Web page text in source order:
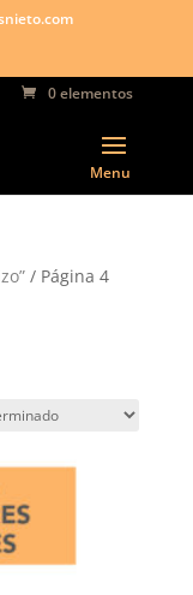
0 elementos
/ Página 4